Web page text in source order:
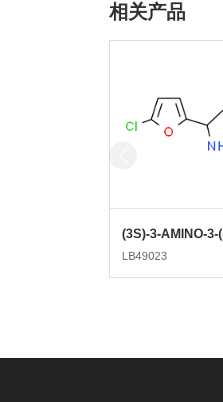
相关产品
LB49023